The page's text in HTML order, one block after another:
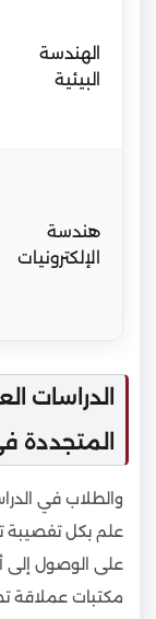
الهندسة
البيئية
هندسة
الإلكترونيات
الدراسات
المتجددة
والطلاب في
علم بكل تفصيبة
على الوصول إلى
مكتبات عملاقة